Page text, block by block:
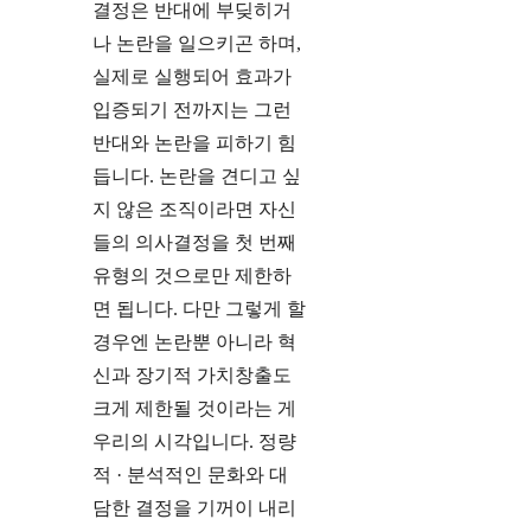
결정은 반대에 부딪히거
나 논란을 일으키곤 하며,
실제로 실행되어 효과가
입증되기 전까지는 그런
반대와 논란을 피하기 힘
듭니다. 논란을 견디고 싶
지 않은 조직이라면 자신
들의 의사결정을 첫 번째
유형의 것으로만 제한하
면 됩니다. 다만 그렇게 할
경우엔 논란뿐 아니라 혁
신과 장기적 가치창출도
크게 제한될 것이라는 게
우리의 시각입니다. 정량
적 · 분석적인 문화와 대
담한 결정을 기꺼이 내리